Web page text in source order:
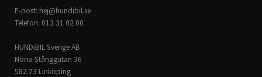
E-post: hej@hundibil.se
Telefon: 013 31 02 00
HUNDiBIL Sverige AB
Norra Stånggatan 36
582 73 Linköping